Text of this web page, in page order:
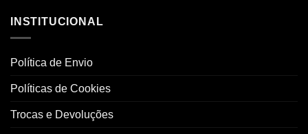
INSTITUCIONAL
Política de Envio
Políticas de Cookies
Trocas e Devoluções